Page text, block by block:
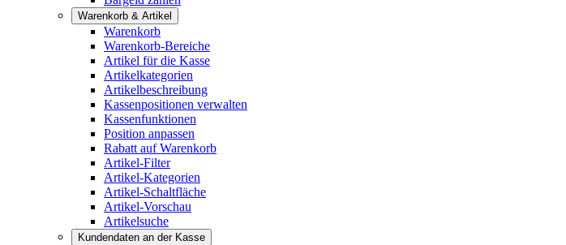
Warenkorb & Artikel
Warenkorb
Warenkorb-Bereiche
Artikel für die Kasse
Artikelkategorien
Artikelbeschreibung
Kassenpositionen verwalten
Kassenfunktionen
Position anpassen
Rabatt auf Warenkorb
Artikel-Filter
Artikel-Kategorien
Artikel-Schaltfläche
Artikel-Vorschau
Artikelsuche
Kundendaten an der Kasse